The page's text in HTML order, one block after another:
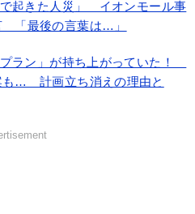
で起きた人災」 イオンモール事
「最後の言葉は…」
ラン」が持ち上がっていた！
も… 計画立ち消えの理由と